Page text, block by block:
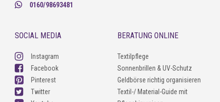
0160/98693481
SOCIAL MEDIA
Instagram
Facebook
Pinterest
Twitter
BERATUNG ONLINE
Textilpflege
Sonnenbrillen & UV-Schutz
Geldbörse richtig organisieren
Textil-/ Material-Guide mit